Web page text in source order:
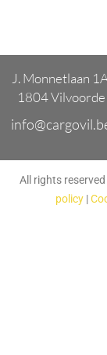
J. Monnetlaan
1804 Vilvoorde
All rights
policy|